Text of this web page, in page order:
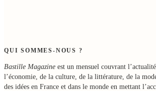
QUI SOMMES-NOUS ?
Bastille Magazine est un mensuel couvrant
l’économie, de la culture, de la littérature, de la
des idées en France et dans le monde en mettant